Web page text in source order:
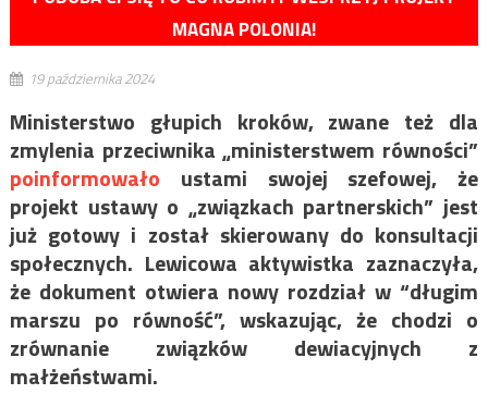
MAGNA POLONIA!
19 października 2024
Ministerstwo głupich kroków, zwane też dla
zmylenia przeciwnika „ministerstwem równości”
poinformowało ustami swojej szefowej, że
projekt ustawy o „związkach partnerskich” jest
już gotowy i został skierowany do konsultacji
społecznych. Lewicowa aktywistka zaznaczyła,
że dokument otwiera nowy rozdział w “długim
marszu po równość”, wskazując, że chodzi o
zrównanie związków dewiacyjnych z
małżeństwami.